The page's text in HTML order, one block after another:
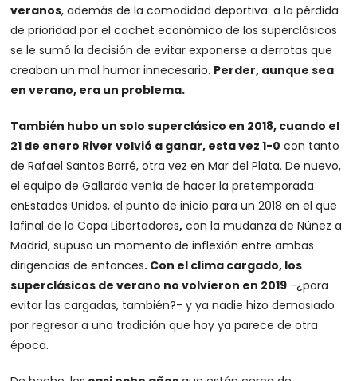
veranos, además de la comodidad deportiva: a la pérdida
de prioridad por el cachet económico de los superclásicos
se le sumó la decisión de evitar exponerse a derrotas que
creaban un mal humor innecesario. Perder, aunque sea
en verano, era un problema.
También hubo un solo superclásico en 2018, cuando el
21 de enero River volvió a ganar, esta vez 1-0 con tanto
de Rafael Santos Borré, otra vez en Mar del Plata. De nuevo,
el equipo de Gallardo venía de hacer la pretemporada
enEstados Unidos, el punto de inicio para un 2018 en el que
lafinal de la Copa Libertadores, con la mudanza de Núñez a
Madrid, supuso un momento de inflexión entre ambas
dirigencias de entonces. Con el clima cargado, los
superclásicos de verano no volvieron en 2019 -¿para
evitar las cargadas, también?- y ya nadie hizo demasiado
por regresar a una tradición que hoy ya parece de otra
época.